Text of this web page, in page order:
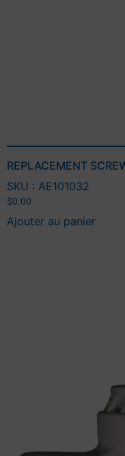
REPLACEMENT
SKU : AE101032
$0.00
Ajouter au panier